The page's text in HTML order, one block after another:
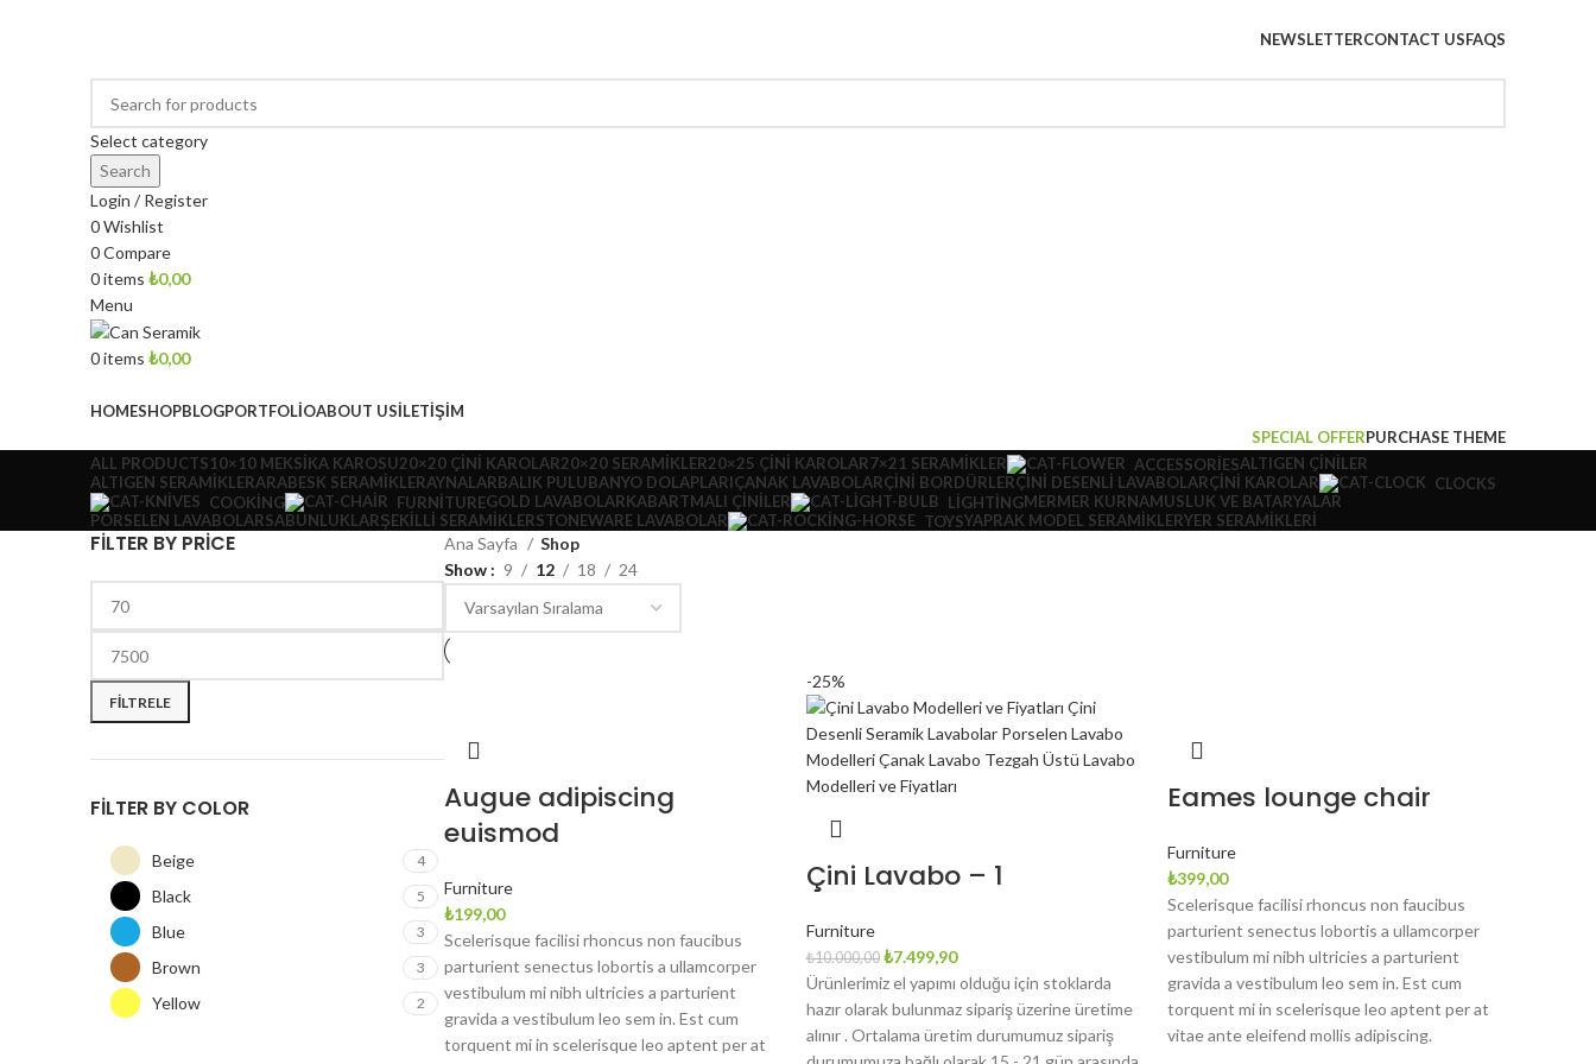
NEWSLETTERCONTACT USFAQS
Select category
Search
Login / Register
0Wishlist
0Compare
0items ₺0,00
Menu
0items ₺0,00
HOMESHOPBLOGPORTFOLIOABOUT USİLETIŞIM
SPECIAL OFFERPURCHASE THEME
ALL PRODUCTS10×10 MEKSIKA KAROSU20×20 ÇINI KAROLAR20×20 SERAMIKLER20×25 ÇINI KAROLAR7×21 SERAMIKLER ACCESSORIESALTIGEN ÇINILER
ALTIGEN SERAMIKLERARABESK SERAMIKLERAYNALARBALIK PULUBANYO DOLAPLARIÇANAK LAVABOLARÇINI BORDÜRLERÇINI DESENLI LAVABOLARÇINI KAROLAR
CLOCKS
COOKING
FURNITUREGOLD LAVABOLARKABARTMALI ÇINILER LIGHTINGMERMER KURNAMUSLUK VE BATARYALAR
PORSELEN LAVABOLARSABUNLUKLARŞEKILLI SERAMIKLERSTONEWARE LAVABOLAR TOYSYAPRAK MODEL SERAMIKLERYER SERAMIKLERI
FILTER BY PRICE
düşük
yüksek
FILTRELE
FILTER BY COLOR
Beige 4
Black 5
Blue 3
Brown 3
Yellow 2
Ana Sayfa
Shop
Show
9 12 18 24
Augue adipiscing
euismod
Furniture
₺199,00
Scelerisque facilisi rhoncus non faucibus
parturient senectus lobortis a ullamcorper
vestibulum mi nibh ultricies a parturient
gravida a vestibulum leo sem in. Est cum
torquent mi in scelerisque leo aptent per at
-25%
Çini Lavabo – 1
Furniture
₺10.000,00 Orijinal
fiyat:
₺10.000,00.
₺7.499,90Şu
andaki
fiyat:
₺7.499,90.
Ürünlerimiz el yapımı olduğu için stoklarda
hazır olarak bulunmaz sipariş üzerine üretime
alınır . Ortalama üretim durumumuz sipariş
Eames lounge chair
Furniture
₺399,00
Scelerisque facilisi rhoncus non faucibus
parturient senectus lobortis a ullamcorper
vestibulum mi nibh ultricies a parturient
gravida a vestibulum leo sem in. Est cum
torquent mi in scelerisque leo aptent per at
vitae ante eleifend mollis adipiscing.